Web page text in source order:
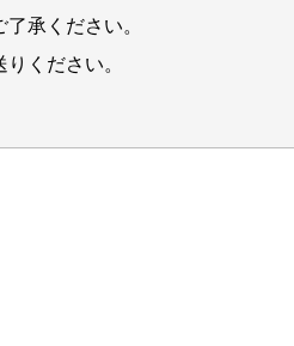
承ください。
ください。